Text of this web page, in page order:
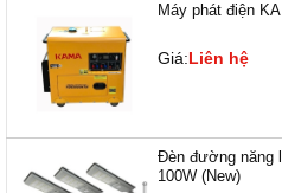
Máy phát điện
Giá:Liên hệ
Đèn đường năng
100W (New)